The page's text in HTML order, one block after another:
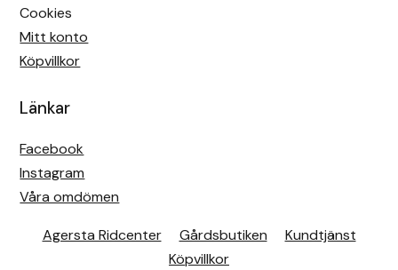
Cookies
Mitt konto
Köpvillkor
Länkar
Facebook
Instagram
Våra omdömen
Agersta Ridcenter Gårdsbutiken
Kundtjänst
Köpvillkor